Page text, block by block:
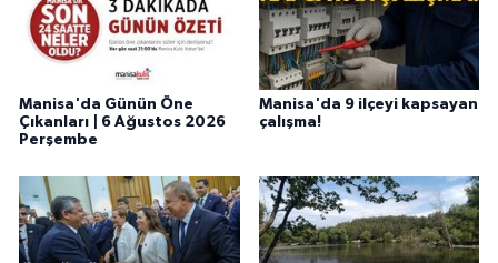
Manisa'da Günün Öne
Çıkanları | 6 Ağustos 2026
Perşembe
Manisa'da 9 ilçeyi kapsayan
çalışma!